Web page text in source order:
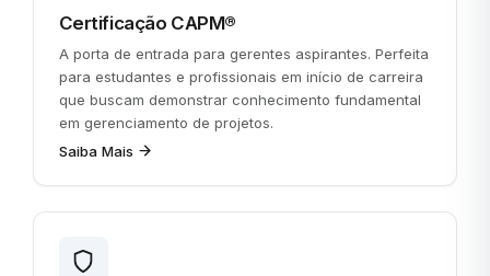
Certificação CAPM®
A porta de entrada para gerentes aspirantes. Perfeita
para estudantes e profissionais em início de carreira
que buscam demonstrar conhecimento fundamental
em gerenciamento de projetos.
Saiba Mais